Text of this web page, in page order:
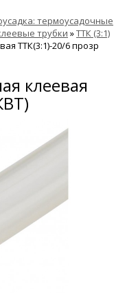
термоусадочные
трубки »ТТК (3:1)
ТТК(3:1)-20/6 прозр
клеевая